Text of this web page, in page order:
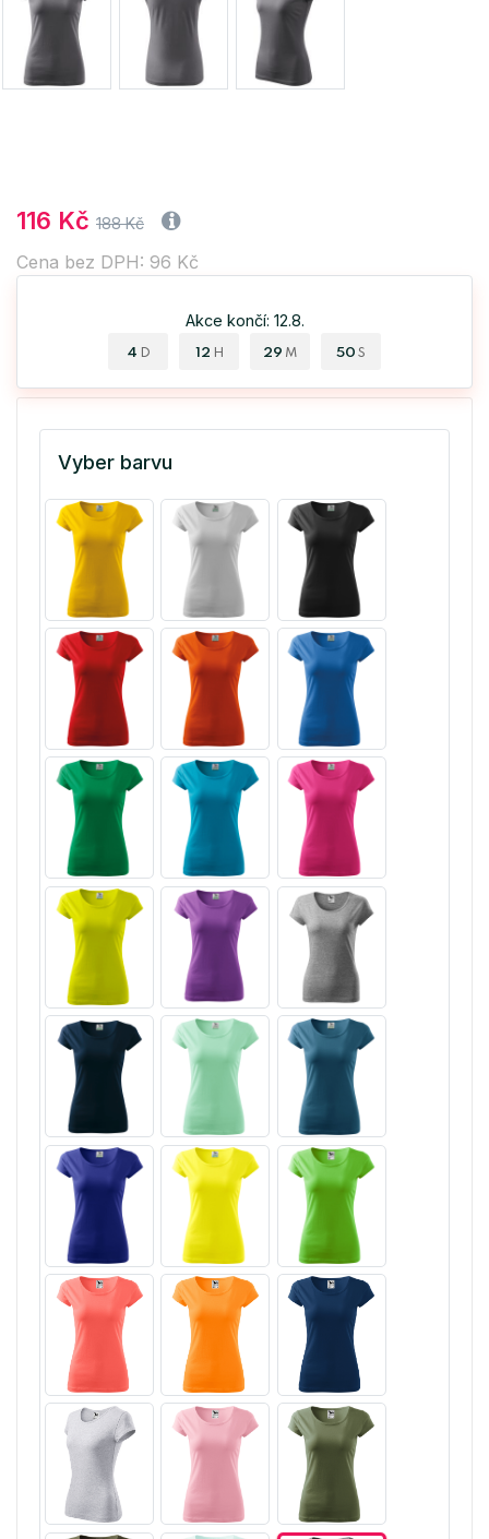
116 Kč 188 Kč
Cena bez DPH: 96 Kč
Akce končí: 12.8.
4 D 12 H 29 M 49 S
Vyber barvu